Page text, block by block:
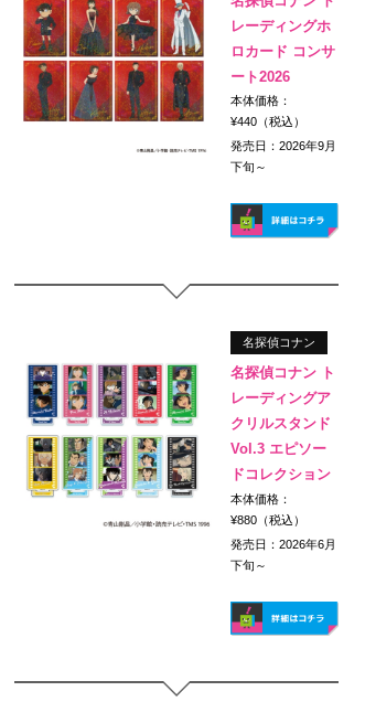
レーディングホ
ロカード コンサ
ート2026
本体価格：
¥440（税込）
発売日：2026年9月
下旬～
名探偵コナン
名探偵コナン ト
レーディングア
クリルスタンド
Vol.3 エピソー
ドコレクション
本体価格：
¥880（税込）
発売日：2026年6月
下旬～